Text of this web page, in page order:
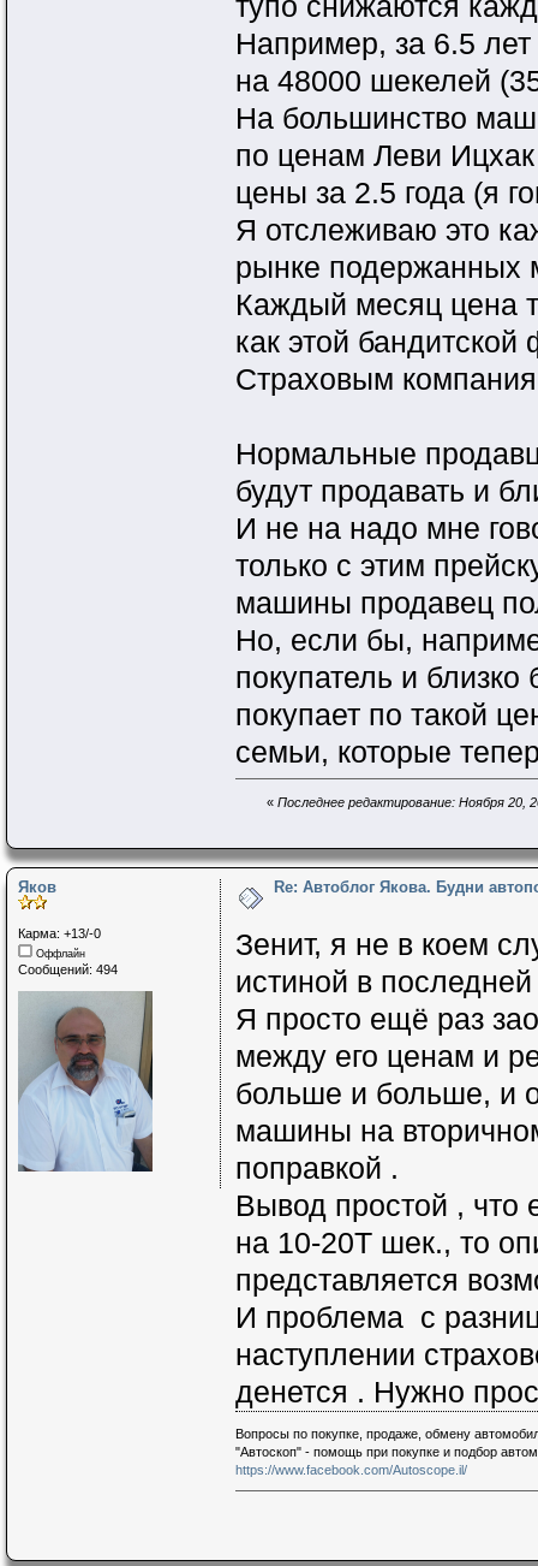
тупо снижаются
Например, за 6.5
на 48000 шекелей
На большинство
по ценам Леви
цены за 2.5 года (я
Я отслеживаю это
рынке подержанных
Каждый месяц цена
как этой
Страховым
Нормальные
будут продавать и
И не на надо мне
только с этим
машины продавец
Но, если бы,
покупатель и
покупает по такой
семьи, которые
« Последнее редактирование: Ноября 20,
Яков
Карма: +13/-0
Оффлайн
Сообщений: 494
Re: Автоблог Якова. Будни
Зенит, я не в коем
истиной в
Я просто ещё раз
между его ценам и
больше и больше, и
машины на
поправкой .
Вывод простой ,
на 10-20Т шек., то
представляется
И проблема с
наступлении
денется . Нужно
Вопросы по покупке, продаже, обмену
"Автоскоп" - помощь при покупке и подбор
https://www.facebook.com/Autoscope.il/